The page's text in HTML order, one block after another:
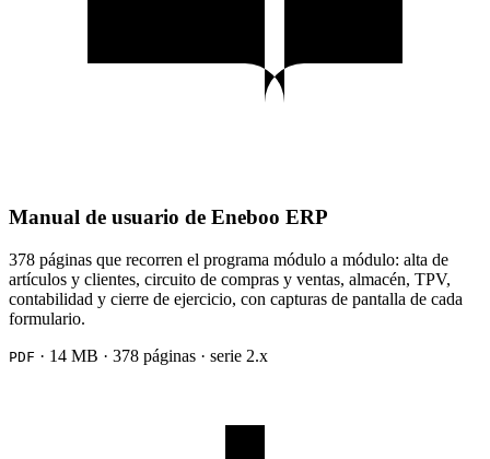
Manual de usuario de Eneboo ERP
378 páginas que recorren el programa módulo a módulo: alta de
artículos y clientes, circuito de compras y ventas, almacén, TPV,
contabilidad y cierre de ejercicio, con capturas de pantalla de cada
formulario.
PDF · 14 MB · 378 páginas · serie 2.x